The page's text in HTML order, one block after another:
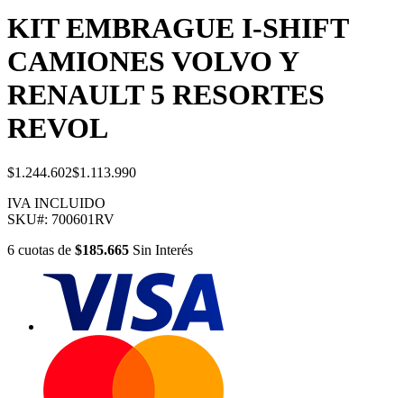
KIT EMBRAGUE I-SHIFT
CAMIONES VOLVO Y
RENAULT 5 RESORTES
REVOL
$1.244.602$1.113.990
IVA INCLUIDO
SKU#: 700601RV
6 cuotas de $185.665 Sin Interés